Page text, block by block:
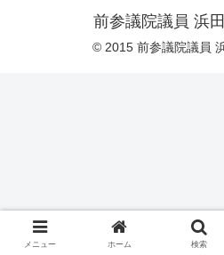
前参議院議員 浜
© 2015 前参議院議員
メニュー ホーム 検索